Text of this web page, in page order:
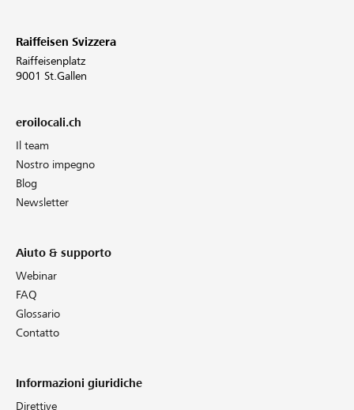
Raiffeisen Svizzera
Raiffeisenplatz
9001 St.Gallen
eroilocali.ch
Il team
Nostro impegno
Blog
Newsletter
Aiuto & supporto
Webinar
FAQ
Glossario
Contatto
Informazioni giuridiche
Direttive